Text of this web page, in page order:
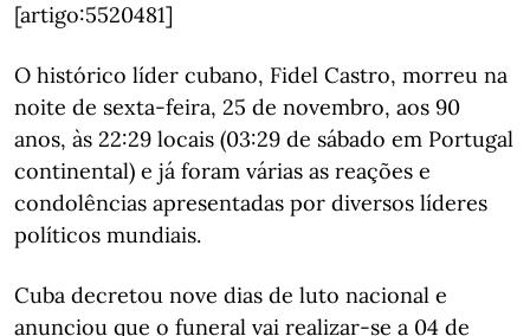
[artigo:5520481]
O histórico líder cubano, Fidel Castro, morreu na
noite de sexta-feira, 25 de novembro, aos 90
anos, às 22:29 locais (03:29 de sábado em Portugal
continental) e já foram várias as reações e
condolências apresentadas por diversos líderes
políticos mundiais.
Cuba decretou nove dias de luto nacional e
anunciou que o funeral vai realizar-se a 04 de